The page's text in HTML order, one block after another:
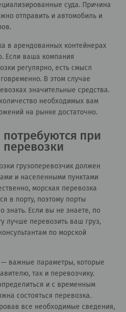
суда. Причина
отправить и автомобиль и
в арендованных контейнерах
Если ваша компания
регулярно, есть смысл
В этом случае
значительные средства.
необходимых вам
на рынке достаточно.
потребуются при
грузоперевозчик должен
и населенными пунктами
морская перевозка
в порту, поэтому порты
знать. Если вы не знаете, по
лучше перевозить ваш груз,
по морской
— важные параметры, которые
так и перевозчику.
и с временным
состояться перевозка.
все необходимые сведения,